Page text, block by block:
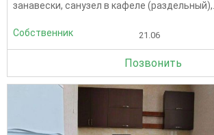
занавески, санузел в кафеле (раздельный),...
Собственник 21.06
Позвонить